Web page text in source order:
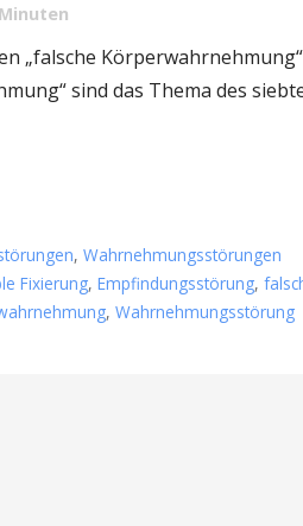
Minuten
„falsche
sind das Thema des
, Wahrnehmungsstörungen
Fixierung, Empfindungsstörung,
, Wahrnehmungsstörung